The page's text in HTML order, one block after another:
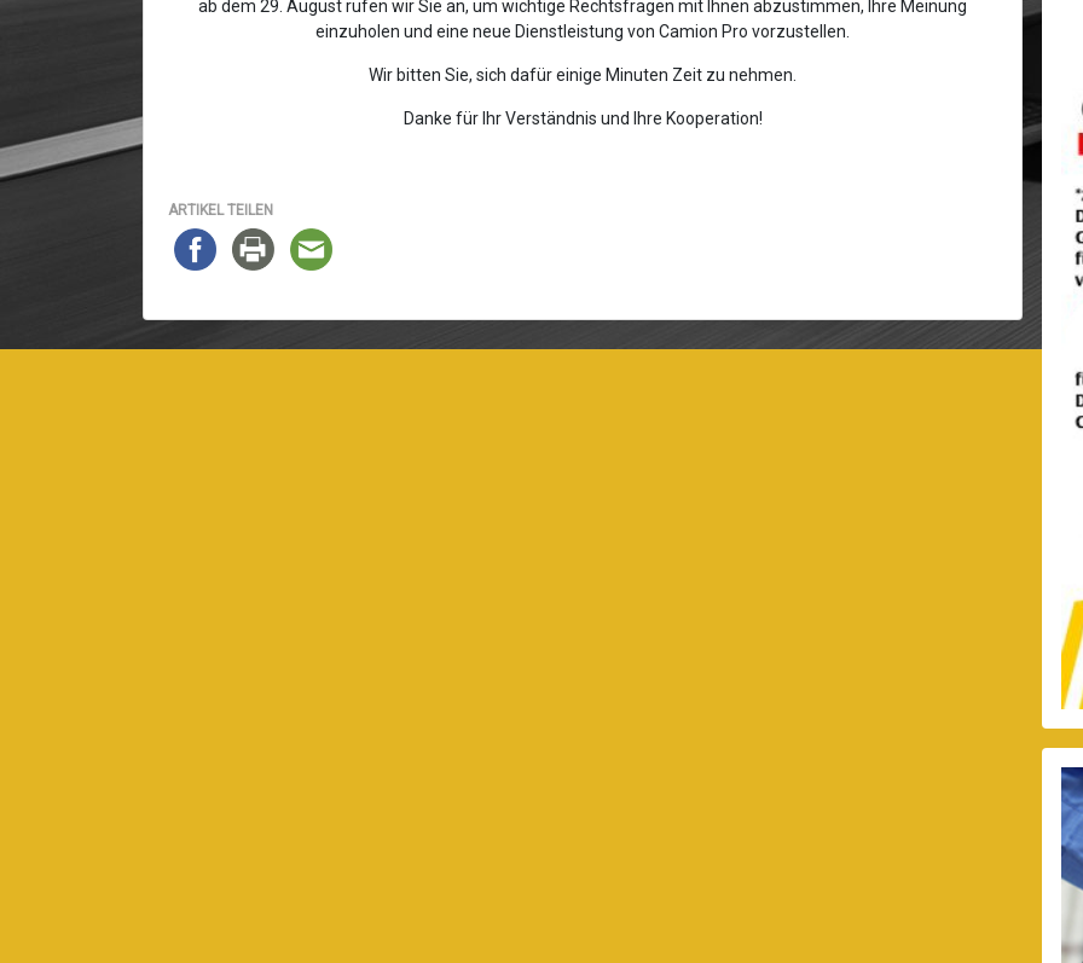
ab dem 29. August rufen wir Sie an, um wichtige Rechtsfragen mit Ihnen abzustimmen, Ihre Meinung
einzuholen und eine neue Dienstleistung von Camion Pro vorzustellen.
Wir bitten Sie, sich dafür einige Minuten Zeit zu nehmen.
Danke für Ihr Verständnis und Ihre Kooperation!
ARTIKEL TEILEN